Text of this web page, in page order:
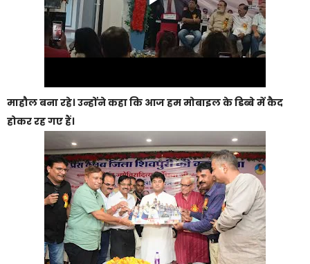
माहौल बना रहे। उन्होंने कहा कि आज हम मोबाइल के डिब्बे में कैद
होकर रह गए हैं।